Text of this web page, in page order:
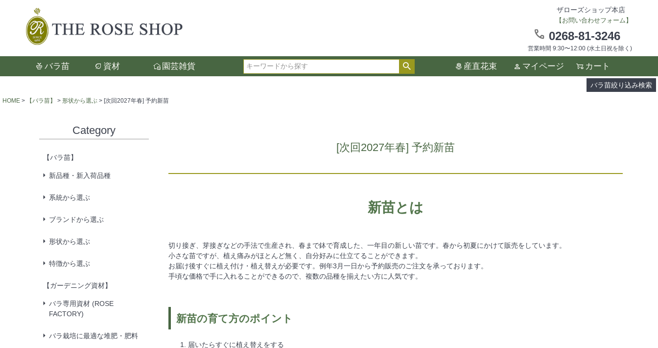
ザローズショップ本店
【お問い合わせフォーム】
0268-81-3246
営業時間 9:30〜12:00 (水土日祝を除く)
バラ苗 資材 園芸雑貨
検索 産直花束 マイページ カート
バラ苗絞り込み検索
検索
選択した項目全てに該当する品種のみ検索結果に表示されます。
タイプ、カラー、ブランドなどは1つずつ選択してください。
HOME 【バラ苗】 形状から選ぶ [次回2027年春] 予約新苗
Category
【バラ苗】
新品種・新入荷品種
系統から選ぶ
ブランドから選ぶ
形状から選ぶ
特徴から選ぶ
【ガーデニング資材】
バラ専用資材 (ROSE
FACTORY)
バラ栽培に最適な堆肥・肥料
[次回2027年春] 予約新苗
新苗とは
切り接ぎ、芽接ぎなどの手法で生産され、春まで鉢で育成した、一年目の新しい苗です。春から初夏にかけて販売をしています。
小さな苗ですが、植え痛みがほとんど無く、自分好みに仕立てることができます。
お届け後すぐに植え付け・植え替えが必要です。例年3月一日から予約販売のご注文を承っております。
手頃な価格で手に入れることができるので、複数の品種を揃えたい方に人気です。
新苗の育て方のポイント
届いたらすぐに植え替えをする